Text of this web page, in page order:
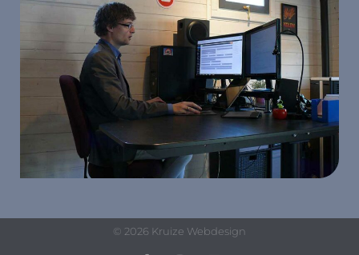
© 2026 Kruize Webdesign